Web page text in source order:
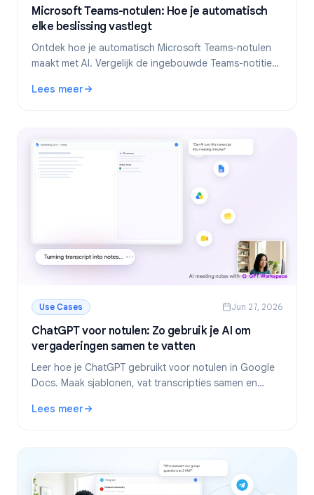
Microsoft Teams-notulen: Hoe je automatisch
elke beslissing vastlegt
Ontdek hoe je automatisch Microsoft Teams-notulen
maakt met AI. Vergelijk de ingebouwde Teams-notities,
abonnement.
Lees meer
: Microsoft Teams-notulen: Hoe je automatisch elke
Use Cases Jun 27, 2026
ChatGPT voor notulen: Zo gebruik je AI om
vergaderingen samen te vatten
Leer hoe je ChatGPT gebruikt voor notulen in Google
Docs. Maak sjablonen, vat transcripties samen en
Lees meer
: ChatGPT voor notulen: Zo gebruik je AI om